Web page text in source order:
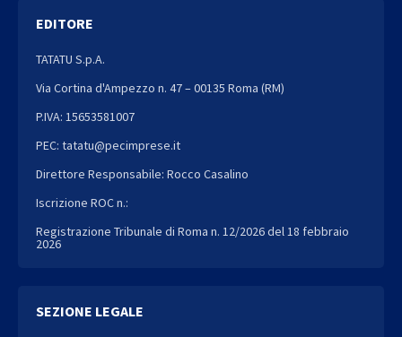
EDITORE
TATATU S.p.A.
Via Cortina d'Ampezzo n. 47 – 00135 Roma (RM)
P.IVA: 15653581007
PEC: tatatu@pecimprese.it
Direttore Responsabile: Rocco Casalino
Iscrizione ROC n.:
Registrazione Tribunale di Roma n. 12/2026 del 18 febbraio
2026
SEZIONE LEGALE